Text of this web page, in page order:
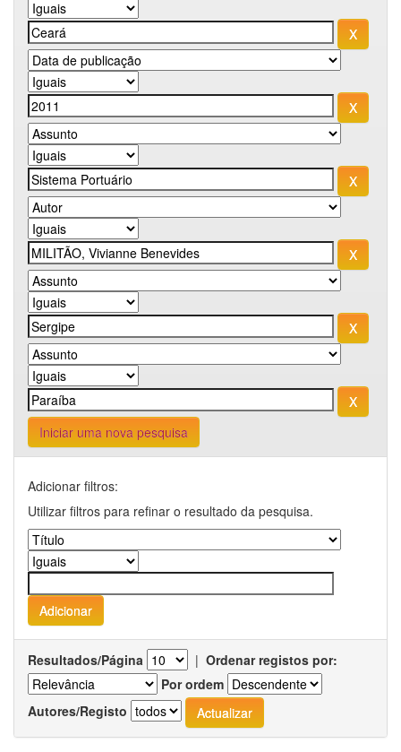
Iniciar uma nova pesquisa
Adicionar filtros:
Utilizar filtros para refinar o resultado da pesquisa.
Resultados/Página | Ordenar registos por:
Por ordem
Autores/Registo